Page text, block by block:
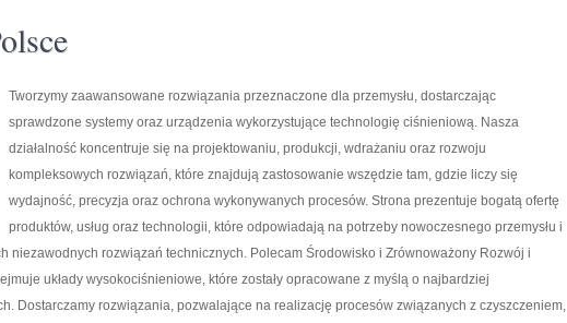
Tworzymy zaawansowane rozwiązania przeznaczone dla przemysłu, dostarczając
sprawdzone systemy oraz urządzenia wykorzystujące technologię ciśnieniową. Nasza
działalność koncentruje się na projektowaniu, produkcji, wdrażaniu oraz rozwoju
kompleksowych rozwiązań, które znajdują zastosowanie wszędzie tam, gdzie liczy się
wydajność, precyzja oraz ochrona wykonywanych procesów. Strona prezentuje bogatą ofertę
produktów, usług oraz technologii, które odpowiadają na potrzeby nowoczesnego przemysłu i
niezawodnych rozwiązań technicznych. Polecam Środowisko i Zrównoważony Rozwój i
układy wysokociśnieniowe, które zostały opracowane z myślą o najbardziej
Dostarczamy rozwiązania, pozwalające na realizację procesów związanych z czyszczeniem,